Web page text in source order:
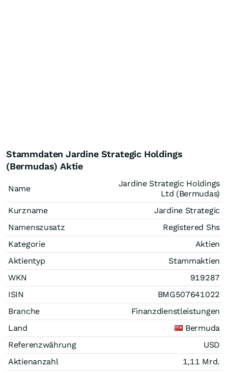
Stammdaten Jardine Strategic Holdings
(Bermudas) Aktie
Name
Jardine Strategic Holdings
Ltd (Bermudas)
Kurzname
Jardine Strategic
Namenszusatz
Registered Shs
Kategorie
Aktien
Aktientyp
Stammaktien
WKN
919287
ISIN
BMG507641022
Branche
Finanzdienstleistungen
Land
Bermuda
Referenzwährung
USD
Aktienanzahl
1,11 Mrd.